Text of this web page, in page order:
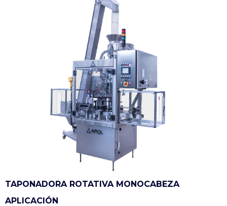
TAPONADORA ROTATIVA MONOCABEZA
APLICACIÓN